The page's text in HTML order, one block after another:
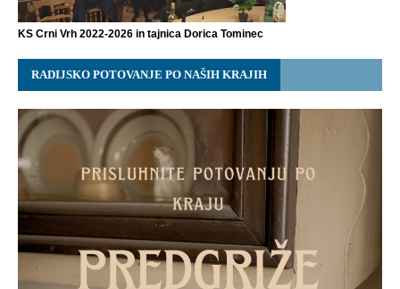
KS Crni Vrh 2022-2026 in tajnica Dorica Tominec
RADIJSKO POTOVANJE PO NAŠIH KRAJIH